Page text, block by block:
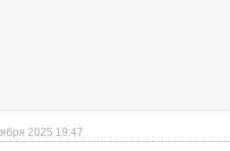
2025 19:47